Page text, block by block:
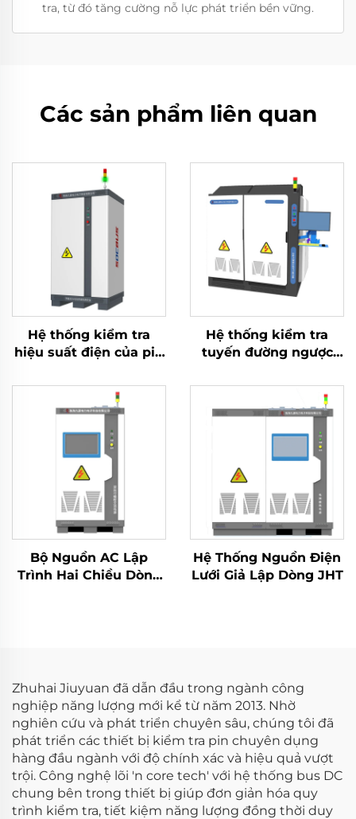
tra, từ đó tăng cường nỗ lực phát triển bền vững.
Các sản phẩm liên quan
Hệ thống kiểm tra
hiệu suất điện của pin
Hệ thống kiểm tra
tuyến đường ngược
kiểu ma trận (2×2,5
MW)
Bộ Nguồn AC Lập
Trình Hai Chiều Dòng
Hệ Thống Nguồn Điện
Lưới Giả Lập Dòng JHT
Zhuhai Jiuyuan đã dẫn đầu trong ngành công
nghiệp năng lượng mới kể từ năm 2013. Nhờ
nghiên cứu và phát triển chuyên sâu, chúng tôi đã
phát triển các thiết bị kiểm tra pin chuyên dụng
hàng đầu ngành với độ chính xác và hiệu quả vượt
trội. Công nghệ lõi 'n core tech' với hệ thống bus DC
chung bên trong thiết bị giúp đơn giản hóa quy
trình kiểm tra, tiết kiệm năng lượng đồng thời duy